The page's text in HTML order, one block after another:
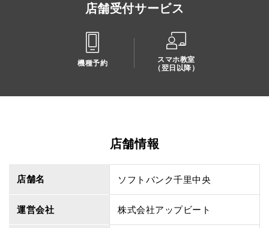
店舗受付サービス
機種予約
スマホ教室
（翌日以降）
店舗情報
店舗名 ソフトバンク千里中央
運営会社 株式会社アップビート